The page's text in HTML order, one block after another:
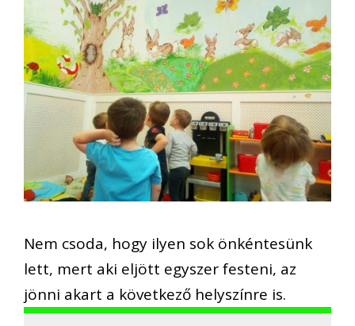
Nem csoda, hogy ilyen sok önkéntesünk
lett, mert aki eljött egyszer festeni, az
jönni akart a következő helyszínre is.